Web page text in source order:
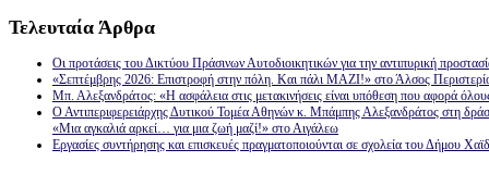
Τελευταία Άρθρα
Οι προτάσεις του Δικτύου Πράσινων Αυτοδιοικητικών για την αντιπυρική
«Σεπτέμβρης 2026: Επιστροφή στην πόλη. Και πάλι ΜΑΖΙ!» στο Άλσος
Μπ. Αλεξανδράτος: «Η ασφάλεια στις μετακινήσεις είναι υπόθεση που αφορά
Ο Αντιπεριφερειάρχης Δυτικού Τομέα Αθηνών κ. Μπάμπης Αλεξανδράτος στη
«Μια αγκαλιά αρκεί… για μια ζωή μαζί!» στο Αιγάλεω
Εργασίες συντήρησης και επισκευές πραγματοποιούνται σε σχολεία του Δήμου